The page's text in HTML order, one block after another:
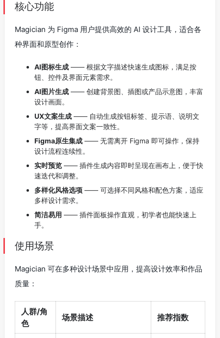
核心功能
Magician 为 Figma 用户提供高效的 AI 设计工具，适合各
种界面和原型创作：
AI图标生成 —— 根据文字描述快速生成图标，满足按
钮、控件及界面元素需求。
AI图片生成 —— 创建背景图、插图或产品示意图，丰富
设计画面。
UX文案生成 —— 自动生成按钮标签、提示语、说明文
字等，提高界面文案一致性。
Figma原生集成 —— 无需离开 Figma 即可操作，保持
设计流程连续性。
实时预览 —— 插件生成内容即时呈现在画布上，便于快
速迭代和调整。
多样化风格选项 —— 可选择不同风格和配色方案，适应
多样设计需求。
简洁易用 —— 插件面板操作直观，初学者也能快速上
手。
使用场景
Magician 可在多种设计场景中应用，提高设计效率和作品
质量：
人群/角
色
场景描述 推荐指数